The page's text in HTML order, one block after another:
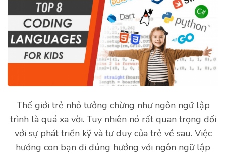
Thế giới trẻ nhỏ tưởng chừng như ngôn ngữ lập
trình là quá xa vời. Tuy nhiên nó rất quan trọng đối
với sự phát triển kỹ và tư duy của trẻ về sau. Việc
hướng con bạn đi đúng hướng với ngôn ngữ lập